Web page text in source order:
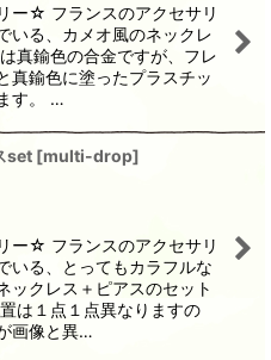
ー☆ フランスのアクセサリ
いる、カメオ風のネックレ
真鍮色の合金ですが、フレ
真鍮色に塗ったプラスチッ
す。 …
set [multi-drop]
ー☆ フランスのアクセサリ
いる、とってもカラフルな
ックレス＋ピアスのセット
は１点１点異なりますの
画像と異…